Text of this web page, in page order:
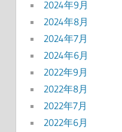
2024年9月
2024年8月
2024年7月
2024年6月
2022年9月
2022年8月
2022年7月
2022年6月